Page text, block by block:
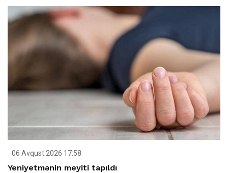
06 Avqust 2026 17:58
Yeniyetmənin meyiti tapıldı